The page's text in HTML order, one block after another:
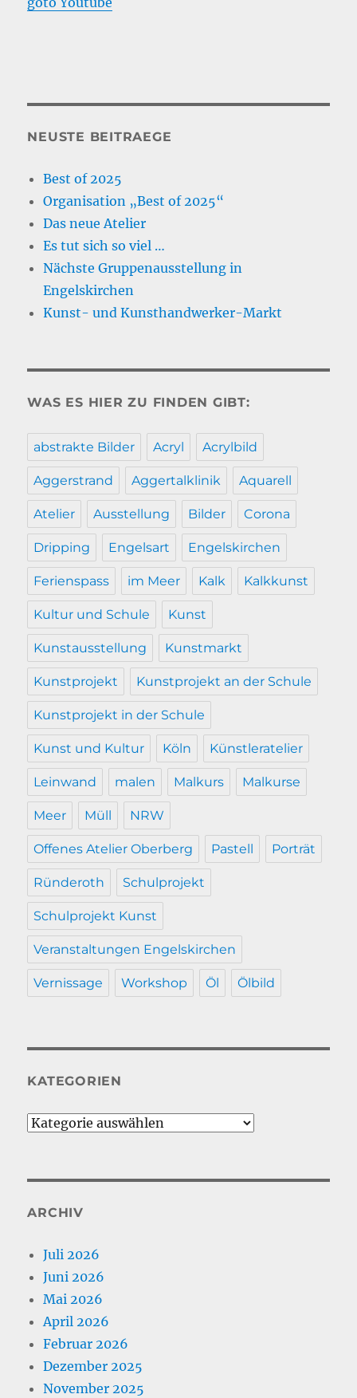
NEUSTE BEITRAEGE
Best of 2025
Organisation „Best of 2025“
Das neue Atelier
Es tut sich so viel …
Nächste Gruppenausstellung in
Engelskirchen
Kunst- und Kunsthandwerker-Markt
WAS ES HIER ZU FINDEN GIBT:
abstrakte Bilder Acryl Acrylbild
Aggerstrand Aggertalklinik Aquarell
Atelier Ausstellung Bilder Corona
Dripping Engelsart Engelskirchen
Ferienspass im Meer Kalk Kalkkunst
Kultur und Schule Kunst
Kunstausstellung Kunstmarkt
Kunstprojekt Kunstprojekt an der Schule
Kunstprojekt in der Schule
Kunst und Kultur Köln Künstleratelier
Leinwand malen Malkurs Malkurse
Meer Müll NRW
Offenes Atelier Oberberg Pastell Porträt
Ründeroth Schulprojekt
Schulprojekt Kunst
Veranstaltungen Engelskirchen
Vernissage Workshop Öl Ölbild
KATEGORIEN
Kategorien
ARCHIV
Juli 2026
Juni 2026
Mai 2026
April 2026
Februar 2026
Dezember 2025
November 2025